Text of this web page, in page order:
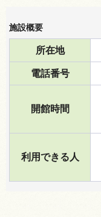
施設概要
所在地
電話番号
開館時間
利用できる人